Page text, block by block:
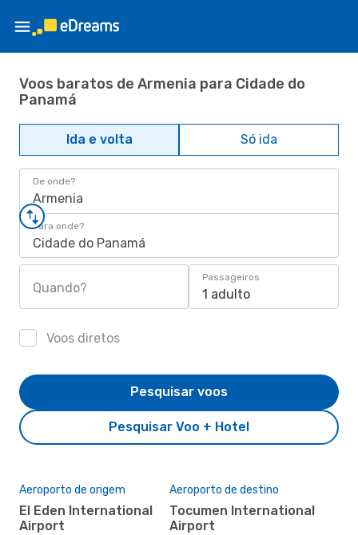
Voos baratos de Armenia para Cidade do
Panamá
Ida e volta Só ida
De onde?
Armenia
Para onde?
Cidade do Panamá
Quando?
Passageiros
1 adulto
Voos diretos
Pesquisar Voo + Hotel
Pesquisar voos
Aeroporto de origem
El Eden International
Airport
Aeroporto de destino
Tocumen International
Airport